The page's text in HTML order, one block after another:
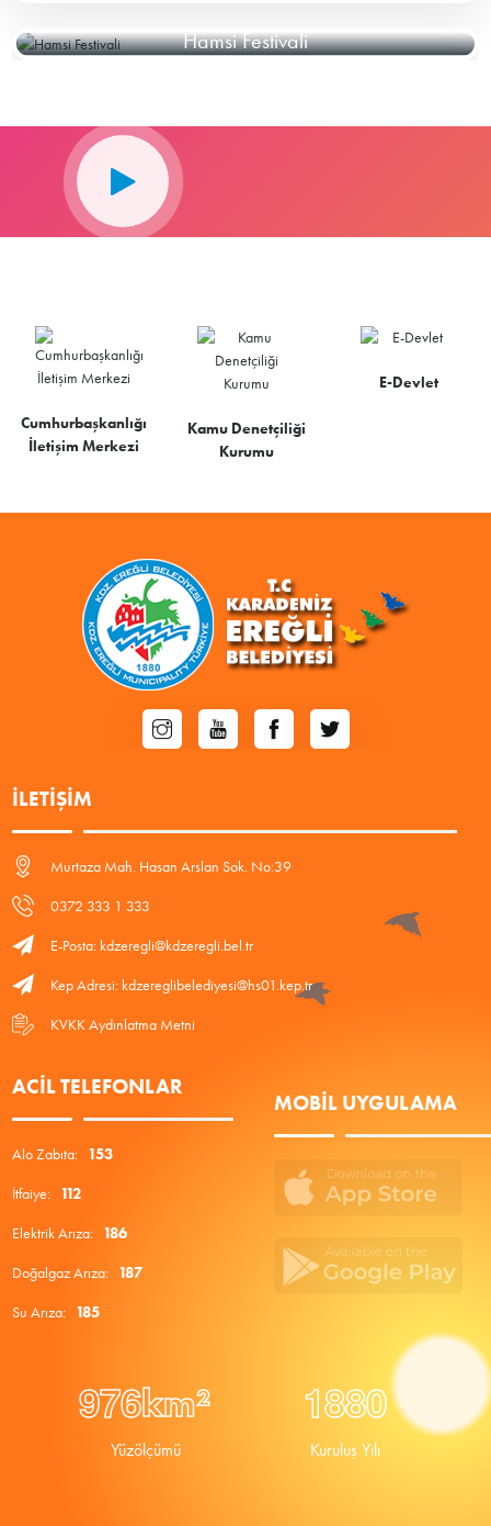
Hamsi Festivali
Cumhurbaşkanlığı
İletişim Merkezi
Kamu Denetçiliği
Kurumu
E-Devlet
İLETIŞIM
Murtaza Mah. Hasan Arslan Sok. No:39
0372 333 1 333
E-Posta: kdzeregli@kdzeregli.bel.tr
Kep Adresi: kdzereglibelediyesi@hs01.kep.tr
KVKK Aydınlatma Metni
ACIL TELEFONLAR
Alo Zabıta: 153
İtfaiye: 112
Elektrik Arıza: 186
Doğalgaz Arıza: 187
Su Arıza: 185
MOBIL UYGULAMA
976km²
Yüzölçümü
1880
Kuruluş Yılı